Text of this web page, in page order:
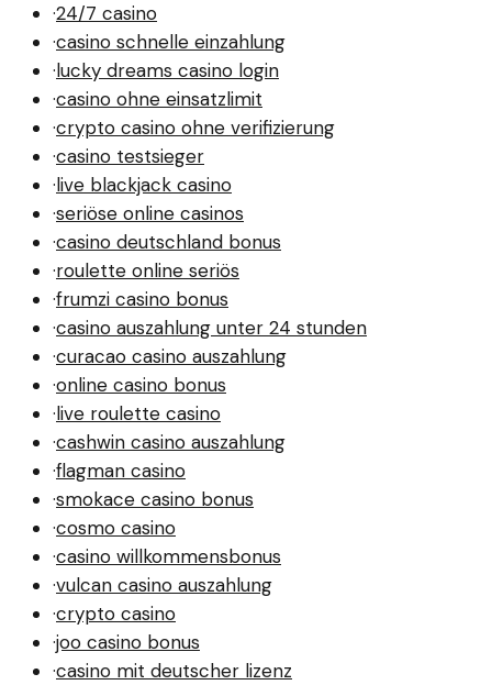
·24/7 casino
·casino schnelle einzahlung
·lucky dreams casino login
·casino ohne einsatzlimit
·crypto casino ohne verifizierung
·casino testsieger
·live blackjack casino
·seriöse online casinos
·casino deutschland bonus
·roulette online seriös
·frumzi casino bonus
·casino auszahlung unter 24 stunden
·curacao casino auszahlung
·online casino bonus
·live roulette casino
·cashwin casino auszahlung
·flagman casino
·smokace casino bonus
·cosmo casino
·casino willkommensbonus
·vulcan casino auszahlung
·crypto casino
·joo casino bonus
·casino mit deutscher lizenz